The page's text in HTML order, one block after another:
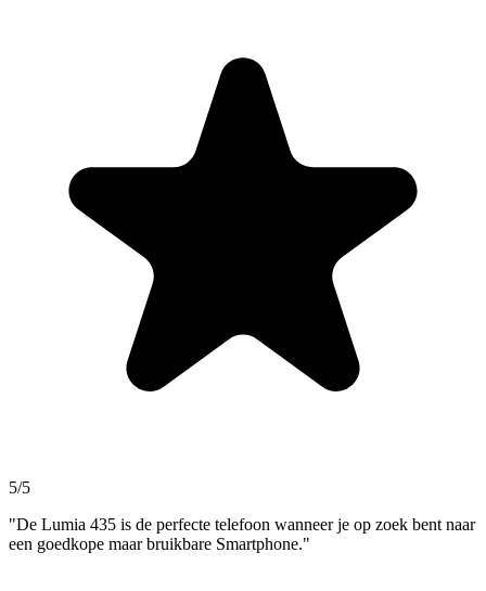
5/5
"De Lumia 435 is de perfecte telefoon wanneer je op zoek bent naar
een goedkope maar bruikbare Smartphone."